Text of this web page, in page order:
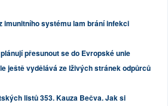
imunitního systému lam brání infekci
přesunout se do Evropské unie
ještě vydělává ze lživých stránek odpůrců
listů 353. Kauza Bečva. Jak si